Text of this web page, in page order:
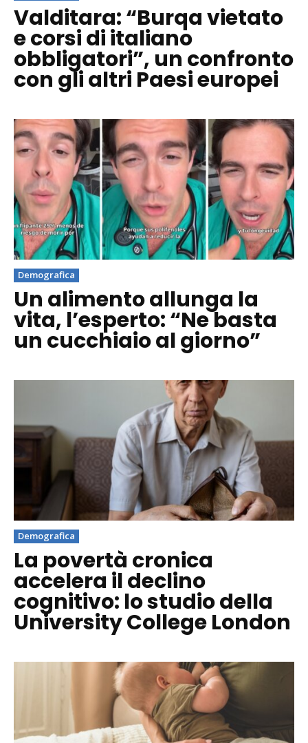
Valditara: “Burqa vietato
e corsi di italiano
obbligatori”, un confronto
con gli altri Paesi europei
Demografica
Un alimento allunga la
vita, l’esperto: “Ne basta
un cucchiaio al giorno”
Demografica
La povertà cronica
accelera il declino
cognitivo: lo studio della
University College London